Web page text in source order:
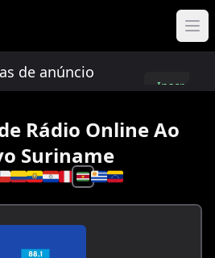
anúncio limitadas!
Inscreva-
Rádio Online Ao
Suriname
Selecione um país